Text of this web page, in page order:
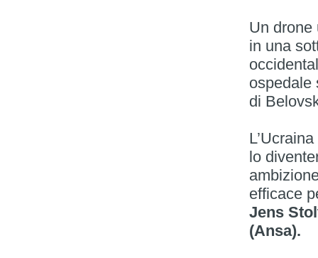
Un drone
in una
ospedale
di
lo
efficace
Jens
(Ansa).